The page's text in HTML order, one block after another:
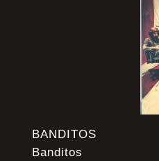
BANDITOS
Banditos